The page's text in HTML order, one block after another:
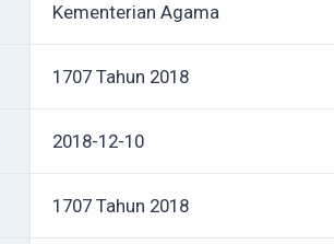
Kementerian Agama
1707 Tahun 2018
2018-12-10
1707 Tahun 2018